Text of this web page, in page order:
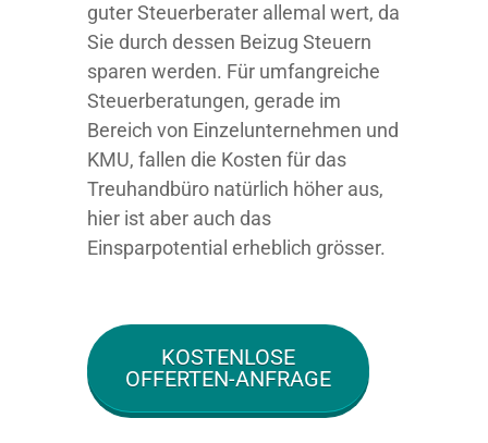
guter Steuerberater allemal wert, da
Sie durch dessen Beizug Steuern
sparen werden. Für umfangreiche
Steuerberatungen, gerade im
Bereich von Einzelunternehmen und
KMU, fallen die Kosten für das
Treuhandbüro natürlich höher aus,
hier ist aber auch das
Einsparpotential erheblich grösser.
KOSTENLOSE
OFFERTEN-ANFRAGE